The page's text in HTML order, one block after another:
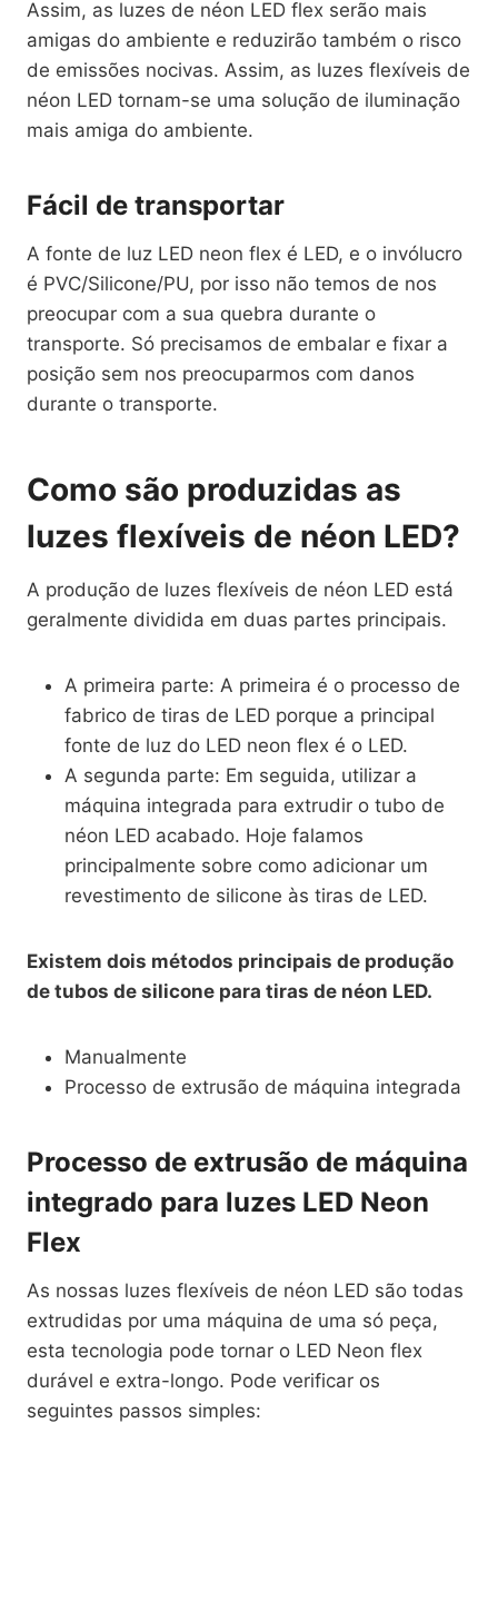
Assim, as luzes de néon LED flex serão mais
amigas do ambiente e reduzirão também o risco
de emissões nocivas. Assim, as luzes flexíveis de
néon LED tornam-se uma solução de iluminação
mais amiga do ambiente.
Fácil de transportar
A fonte de luz LED neon flex é LED, e o invólucro
é PVC/Silicone/PU, por isso não temos de nos
preocupar com a sua quebra durante o
transporte. Só precisamos de embalar e fixar a
posição sem nos preocuparmos com danos
durante o transporte.
Como são produzidas as
luzes flexíveis de néon LED?
A produção de luzes flexíveis de néon LED está
geralmente dividida em duas partes principais.
A primeira parte: A primeira é o processo de
fabrico de tiras de LED porque a principal
fonte de luz do LED neon flex é o LED.
A segunda parte: Em seguida, utilizar a
máquina integrada para extrudir o tubo de
néon LED acabado. Hoje falamos
principalmente sobre como adicionar um
revestimento de silicone às tiras de LED.
Existem dois métodos principais de produção
de tubos de silicone para tiras de néon LED.
Manualmente
Processo de extrusão de máquina integrada
Processo de extrusão de máquina
integrado para luzes LED Neon
Flex
As nossas luzes flexíveis de néon LED são todas
extrudidas por uma máquina de uma só peça,
esta tecnologia pode tornar o LED Neon flex
durável e extra-longo. Pode verificar os
seguintes passos simples: